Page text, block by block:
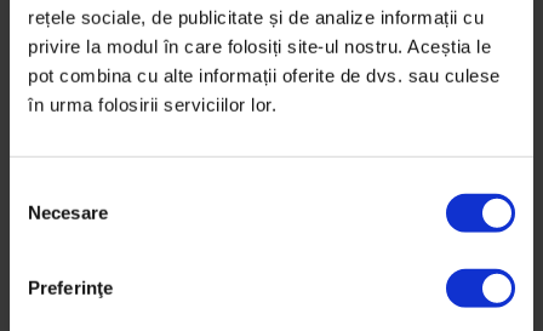
rețele sociale, de publicitate și de analize informații cu
privire la modul în care folosiți site-ul nostru. Aceștia le
pot combina cu alte informații oferite de dvs. sau culese
în urma folosirii serviciilor lor.
Necesare
Preferinţe
EduDoR,Portrete
[Out] B. și etichetele
După perioade lungi de căutări și singurătate, B. și-a
DeIrina Tacu
Timp de citire: 6 minute